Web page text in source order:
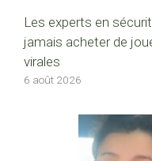
Les experts en
jamais acheter de
virales
6 août 2026